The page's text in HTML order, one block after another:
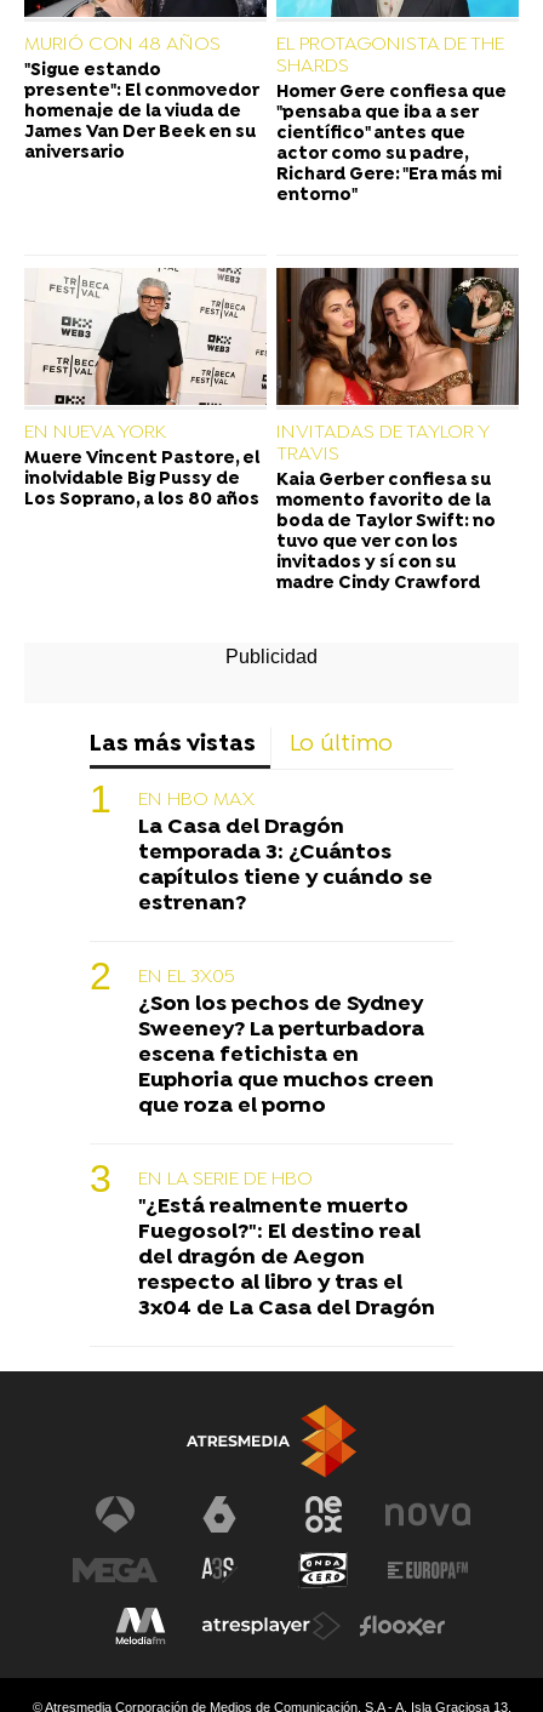
MURIÓ CON 48 AÑOS
"Sigue estando
presente": El conmovedor
homenaje de la viuda de
James Van Der Beek en su
aniversario
EL PROTAGONISTA DE THE
SHARDS
Homer Gere confiesa que
"pensaba que iba a ser
científico" antes que
actor como su padre,
Richard Gere: "Era más mi
entorno"
EN NUEVA YORK
Muere Vincent Pastore, el
inolvidable Big Pussy de
Los Soprano, a los 80 años
INVITADAS DE TAYLOR Y
TRAVIS
Kaia Gerber confiesa su
momento favorito de la
boda de Taylor Swift: no
tuvo que ver con los
invitados y sí con su
madre Cindy Crawford
Las más vistas Lo último
EN HBO MAX
La Casa del Dragón
temporada 3: ¿Cuántos
capítulos tiene y cuándo se
estrenan?
EN EL 3X05
¿Son los pechos de Sydney
Sweeney? La perturbadora
escena fetichista en
Euphoria que muchos creen
que roza el porno
EN LA SERIE DE HBO
"¿Está realmente muerto
Fuegosol?": El destino real
del dragón de Aegon
respecto al libro y tras el
3x04 de La Casa del Dragón
© Atresmedia Corporación de Medios de Comunicación, S.A - A. Isla Graciosa 13,